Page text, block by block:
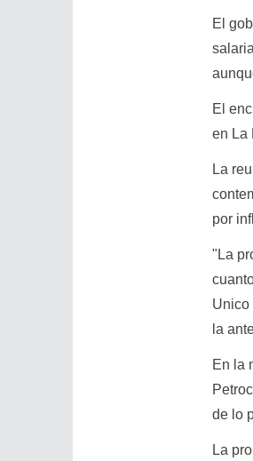
El
El
en La
La
por
"La
Unico
la
En la
de lo
La